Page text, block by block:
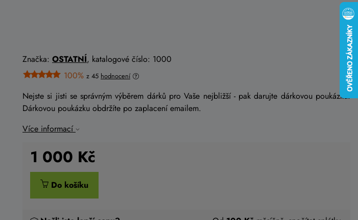
Značka: OSTATNÍ, katalogové číslo: 1000
100% z 45 hodnocení
Nejste si jisti se správným výběrem dárků pro Vaše nejbližší - pak darujte dárkovou poukázku.
Dárkovou poukázku obdržíte po zaplacení emailem.
Více informací
1 000 Kč
Do košíku